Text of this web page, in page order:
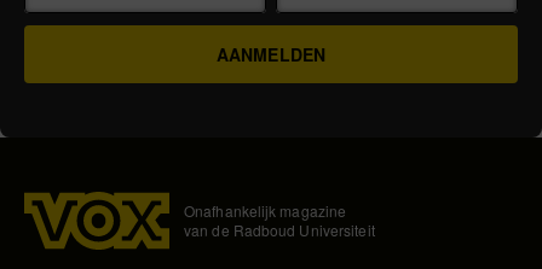
Onafhankelijk magazine
van de Radboud Universiteit